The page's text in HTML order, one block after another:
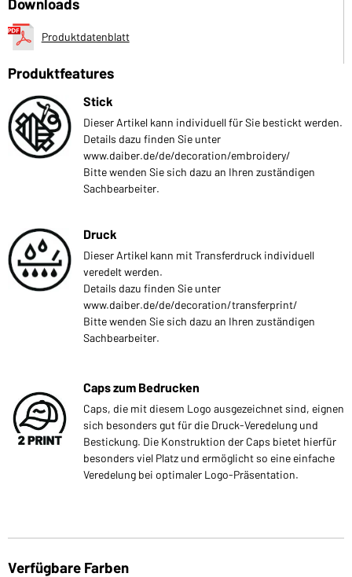
Produktdatenblatt
Produktfeatures
Stick
Dieser Artikel kann individuell für Sie bestickt werden.
Details dazu finden Sie unter
www.daiber.de/de/decoration/embroidery/
Bitte wenden Sie sich dazu an Ihren zuständigen
Sachbearbeiter.
Druck
Dieser Artikel kann mit Transferdruck individuell
veredelt werden.
Details dazu finden Sie unter
www.daiber.de/de/decoration/transferprint/
Bitte wenden Sie sich dazu an Ihren zuständigen
Sachbearbeiter.
Caps zum Bedrucken
Caps, die mit diesem Logo ausgezeichnet sind, eignen
sich besonders gut für die Druck-Veredelung und
Bestickung. Die Konstruktion der Caps bietet hierfür
besonders viel Platz und ermöglicht so eine einfache
Veredelung bei optimaler Logo-Präsentation.
Verfügbare Farben